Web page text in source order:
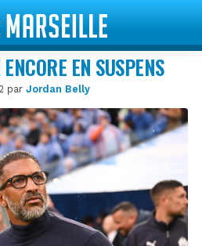
EN SUSPENS
par Jordan Belly